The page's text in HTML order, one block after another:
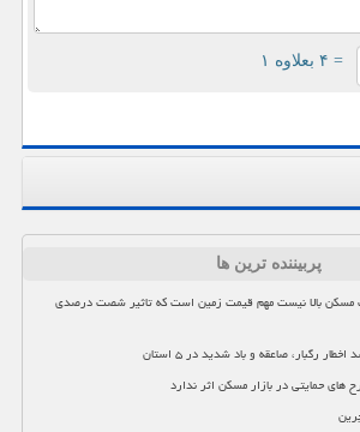
= ۴ بعلاوه ۱
پربیننده ترین ها
مسکن بالا نیست مهم قیمت زمین است که تاثیر شصت درصدی
رگبار، صاعقه و باد شدید در ۵ استان
های حمایتی در بازار مسکن اثر ندارد